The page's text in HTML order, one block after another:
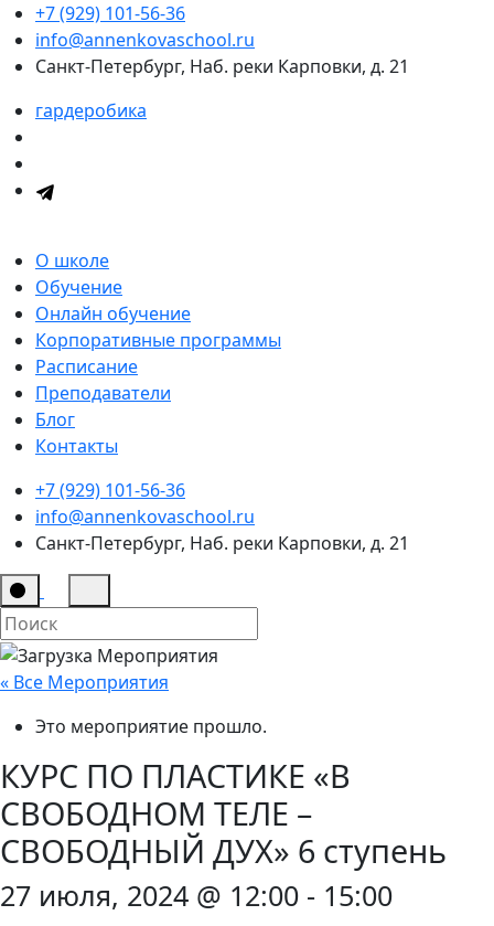
+7 (929) 101-56-36
info@annenkovaschool.ru
Санкт-Петербург, Наб. реки Карповки, д. 21
гардеробика
О школе
Обучение
Онлайн обучение
Корпоративные программы
Расписание
Преподаватели
Блог
Контакты
+7 (929) 101-56-36
info@annenkovaschool.ru
Санкт-Петербург, Наб. реки Карповки, д. 21
« Все Мероприятия
Это мероприятие прошло.
КУРС ПО ПЛАСТИКЕ «В
СВОБОДНОМ ТЕЛЕ –
СВОБОДНЫЙ ДУХ» 6 ступень
27 июля, 2024 @ 12:00 - 15:00